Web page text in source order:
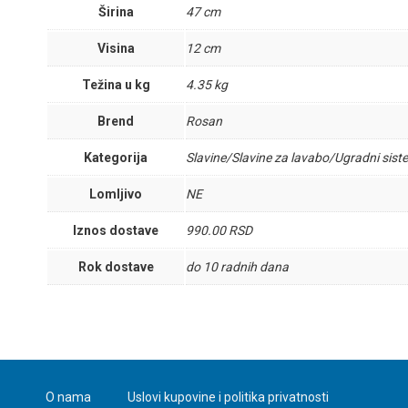
Širina 47 cm
Visina 12 cm
Težina u kg 4.35 kg
Brend Rosan
Kategorija Slavine/Slavine za lavabo/Ugradni
Lomljivo NE
Iznos dostave 990.00 RSD
Rok dostave do 10 radnih dana
O nama Uslovi kupovine i politika privatnosti